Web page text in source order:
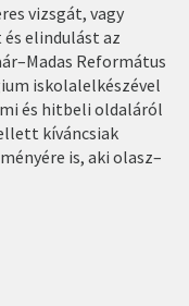
vizsgát, vagy
elindulást az
Református
iskolalelkészével
és hitbeli oldaláról
kíváncsiak
is, aki olasz–